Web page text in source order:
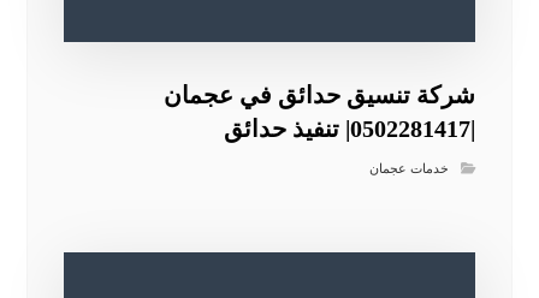
شركة تنسيق حدائق في عجمان
|0502281417| تنفيذ حدائق
خدمات عجمان